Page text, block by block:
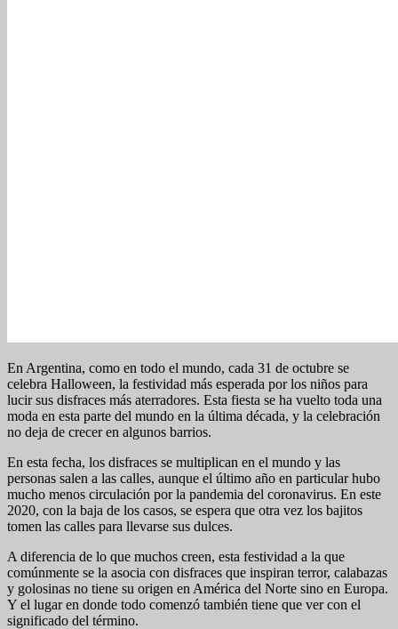
En Argentina, como en todo el mundo, cada 31 de octubre se
celebra Halloween, la festividad más esperada por los niños para
lucir sus disfraces más aterradores. Esta fiesta se ha vuelto toda una
moda en esta parte del mundo en la última década, y la celebración
no deja de crecer en algunos barrios.
En esta fecha, los disfraces se multiplican en el mundo y las
personas salen a las calles, aunque el último año en particular hubo
mucho menos circulación por la pandemia del coronavirus. En este
2020, con la baja de los casos, se espera que otra vez los bajitos
tomen las calles para llevarse sus dulces.
A diferencia de lo que muchos creen, esta festividad a la que
comúnmente se la asocia con disfraces que inspiran terror, calabazas
y golosinas no tiene su origen en América del Norte sino en Europa.
Y el lugar en donde todo comenzó también tiene que ver con el
significado del término.